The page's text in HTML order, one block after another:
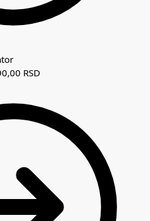
RSD